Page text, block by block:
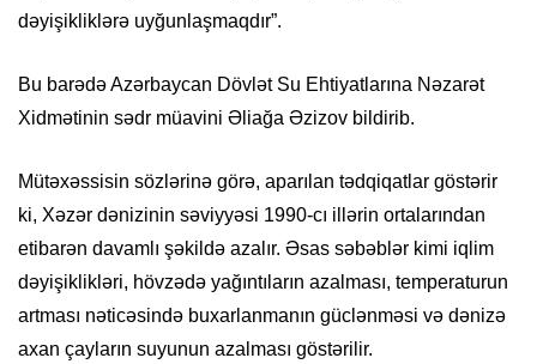
dəyişikliklərə uyğunlaşmaqdır”.
Bu barədə Azərbaycan Dövlət Su Ehtiyatlarına Nəzarət
Xidmətinin sədr müavini Əliаğa Əzizov bildirib.
Mütəxəssisin sözlərinə görə, aparılan tədqiqatlar göstərir
ki, Xəzər dənizinin səviyyəsi 1990-cı illərin ortalarından
etibarən davamlı şəkildə azalır. Əsas səbəblər kimi iqlim
dəyişiklikləri, hövzədə yağıntıların azalması, temperaturun
artması nəticəsində buxarlanmanın güclənməsi və dənizə
axan çayların suyunun azalması göstərilir.